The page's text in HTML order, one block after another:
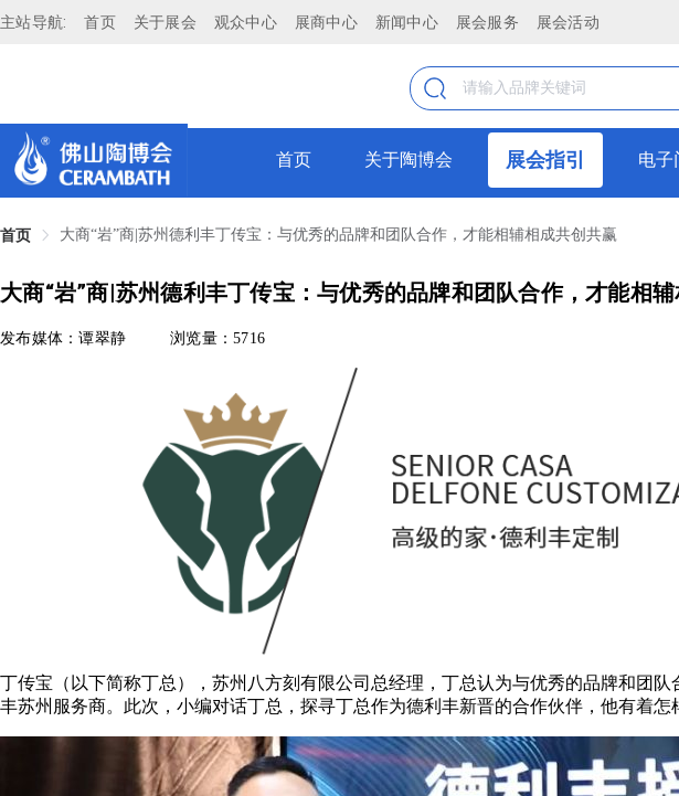
主站导航: 首页 关于展会 观众中心 展商中心 新闻中心 展会服务 展会活动
首页 关于陶博会 展会指引 电子
首页 大商“岩”商|苏州德利丰丁传宝：与优秀的品牌和团队合作，才能相辅相成共创共赢
大商“岩”商|苏州德利丰丁传宝：与优秀的品牌和团队合作，才能相
发布媒体：谭翠静 浏览量：5716
丁传宝（以下简称丁总），苏州八方刻有限公司总经理，丁总认为与优秀的品牌和团
丰苏州服务商。此次，小编对话丁总，探寻丁总作为德利丰新晋的合作伙伴，他有着怎